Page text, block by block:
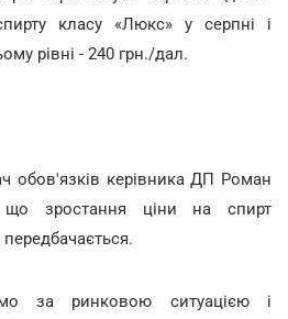
класу «Люкс» у серпні і
рівні - 240 грн./дал.
обов'язків керівника ДП Роман
що зростання ціни на спирт
за ринковою ситуацією і